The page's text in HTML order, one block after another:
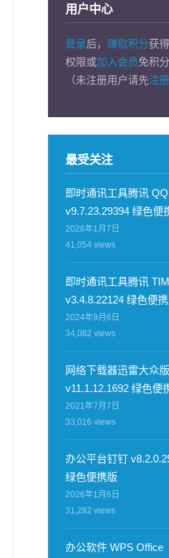
用户中心
登录后， 赚取积分获
权限或加入会员免积
（未注册用户请先注册
最受关注
即时通讯工具腾讯 QQ
v9.7.23.29394 绿色便
2026年1月7日
41,054 views
即时通讯工具腾讯 TIM
v3.4.8.22124 绿色便
2024年9月6日
34,082 views
网络下载器迅雷大众版
v11.1.12.1692 绿色便
2021年7月7日
33,016 views
办公平台钉钉
绿色便携版
2026年1月6日
31,282 views
办公软件 WPS Office